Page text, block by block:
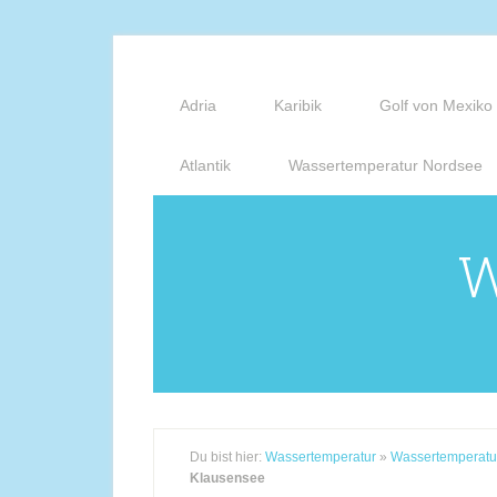
Adria Karibik Golf von Mexiko
Atlantik Wassertemperatur Nordsee
Du bist hier: Wassertemperatur »
Klausensee